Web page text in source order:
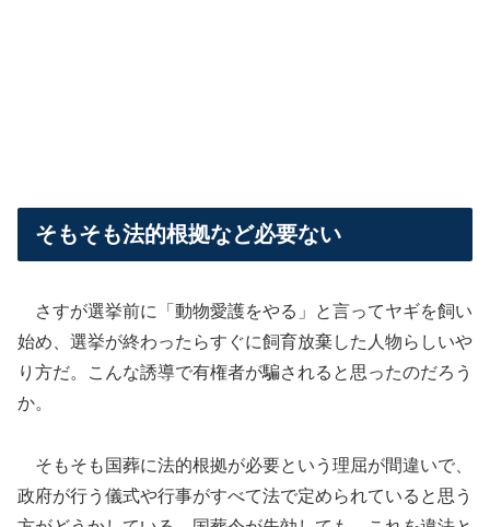
そもそも法的根拠など必要ない
さすが選挙前に「動物愛護をやる」と言ってヤギを飼い
始め、選挙が終わったらすぐに飼育放棄した人物らしいや
り方だ。こんな誘導で有権者が騙されると思ったのだろう
か。
そもそも国葬に法的根拠が必要という理屈が間違いで、
政府が行う儀式や行事がすべて法で定められていると思う